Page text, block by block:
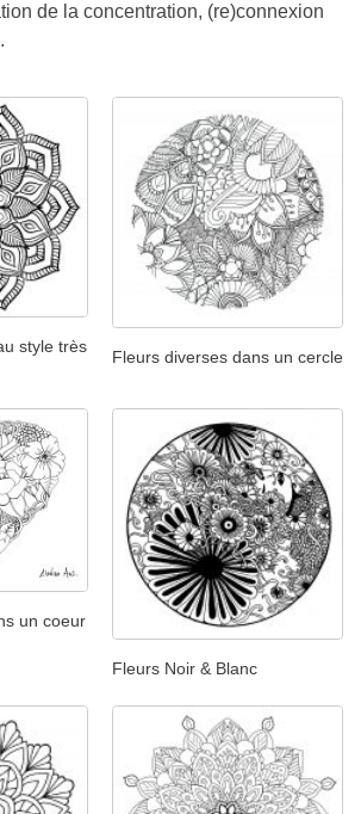
de la concentration, (re)connexion
style très
Fleurs diverses dans un cercle
un coeur
Fleurs Noir & Blanc